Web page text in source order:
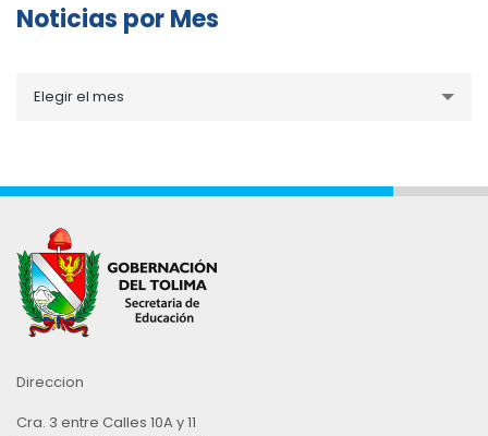
Noticias por Mes
porElegir el mes
Direccion
Cra. 3 entre Calles 10A y 11